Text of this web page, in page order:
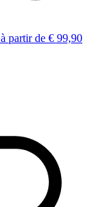
à partir de € 99,90